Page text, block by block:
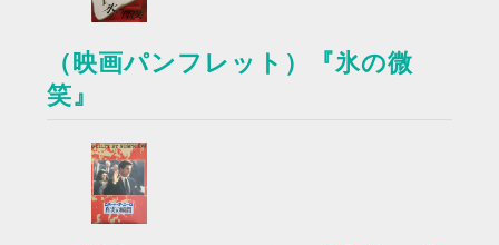
（映画パンフレット）『氷の微
笑』